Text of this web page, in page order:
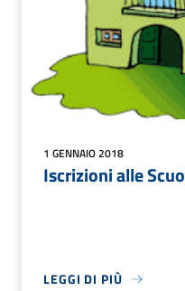
1 GENNAIO 2018
Iscrizioni alle
LEGGI DI PIÙ